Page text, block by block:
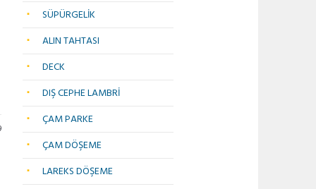
SÜPÜRGELİK
ALIN TAHTASI
DECK
DIŞ CEPHE LAMBRİ
ÇAM PARKE
ÇAM DÖŞEME
LAREKS DÖŞEME